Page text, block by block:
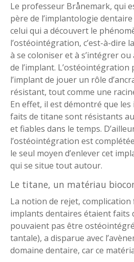
Le professeur Brånemark, qui
père de l’implantologie
celui qui a découvert le
l’ostéointégration, c’est-à-dire
à se coloniser et à s’intégrer
de l’implant. L’ostéointégration
l’implant de jouer un rôle
résistant, tout comme une
En effet, il est démontré que
faits de titane sont résistants
et fiables dans le temps.
l’ostéointégration est
le seul moyen d’enlever cet
qui se situe tout autour.
Le titane, un matériau
La notion de rejet,
implants dentaires étaient faits
pouvaient pas être
tantale), a disparue avec
domaine dentaire, car ce